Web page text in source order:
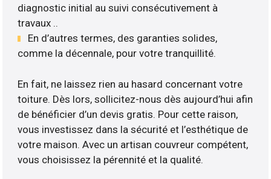
diagnostic initial au suivi consécutivement à
travaux ..
En d’autres termes, des garanties solides,
comme la décennale, pour votre tranquillité.
En fait, ne laissez rien au hasard concernant votre
toiture. Dès lors, sollicitez-nous dès aujourd’hui afin
de bénéficier d’un devis gratis. Pour cette raison,
vous investissez dans la sécurité et l’esthétique de
votre maison. Avec un artisan couvreur compétent,
vous choisissez la pérennité et la qualité.